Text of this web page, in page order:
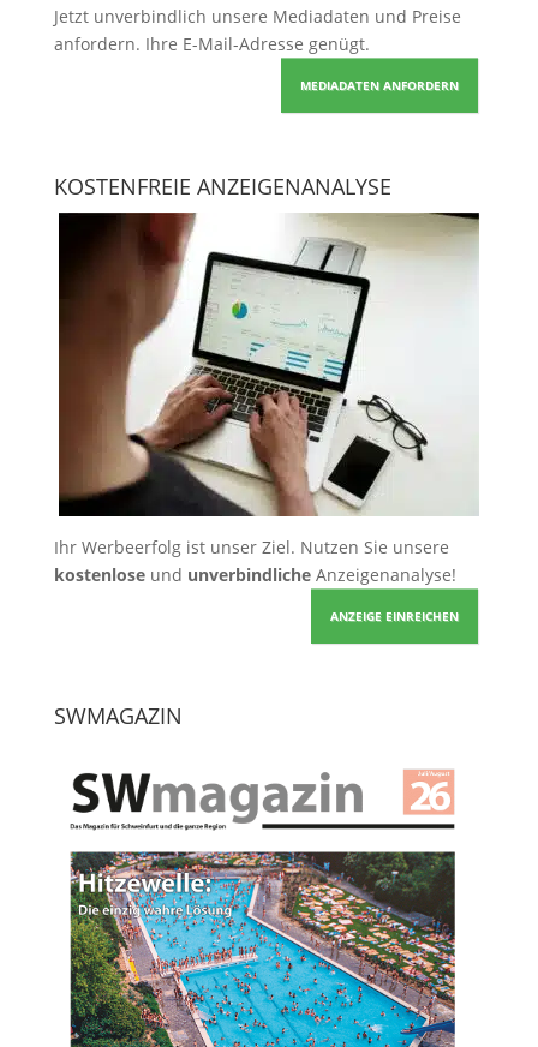
Jetzt unverbindlich unsere Mediadaten und Preise
anfordern. Ihre E-Mail-Adresse genügt.
MEDIADATEN ANFORDERN
KOSTENFREIE ANZEIGENANALYSE
Ihr Werbeerfolg ist unser Ziel. Nutzen Sie unsere
kostenloseund unverbindlicheAnzeigenanalyse!
ANZEIGE EINREICHEN
SWMAGAZIN